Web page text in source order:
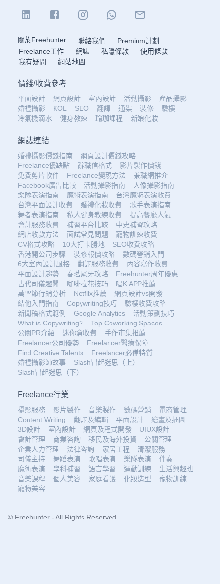
關於Freehunter 聯絡我們
Premium計劃
Freelance工作
網誌 私隱條款
使用條款
我有疑問
網站地圖
價錢/收費參考
平面設計 網頁設計 室內設計 活動攝影
產品攝影
婚禮攝影
KOL SEO 翻譯 通渠 裝修
驗樓
冷氣機滴水
健身教練 瑜珈課程 新娘化妝
網誌連結
婚禮攝影價錢指南
網頁設計價錢攻略
Freelance優缺點
辭職信格式
影片製作價錢
免費剪片軟件
Freelance變現方法
兼職網推介
Facebook廣告比較
活動攝影指南
人像攝影指南
樂隊表演指南
魔術表演指南
台灣魔術表演收費
台灣平面設計收費
婚禮化妝收費
歌手表演指南
舞者表演指南
私人健身教練收費
提高餐廳人氣
會計服務收費
補習平台比較
中史補習攻略
網店收款方法
面試常見問題
寵物訓練收費
CV格式攻略
10大打卡勝地
SEO收費攻略
香港開公司步驟
裝修報價攻略
數碼營銷入門
6大室內設計風格
翻譯服務收費
內容寫作收費
平面設計趨勢
春茗尾牙攻略
Freehunter周年優惠
古代司儀趣聞
咖啡拉花技巧
唱K APP推薦
萬聖節行銷分析
Netflix推薦
網頁設計vs開發
結他入門指南
Copywriting技巧
驗樓收費攻略
新聞稿格式範例
Google Analytics
活動策劃技巧
What is Copywriting?
Top Coworking Spaces
公關PR介紹
迷你倉收費
手作市集推薦
Freelancer公司優勢
Freelancer醫療保障
Find Creative Talents
Freelancer必備特質
婚禮攝影師故事
Slash冒起迷思（上）
Slash冒起迷思（下）
Freelance行業
攝影服務 影片製作 音樂製作 數碼營銷
電商管理
Content Writing
翻譯及編輯 平面設計
繪畫及插圖
3D設計
室內設計 網頁及程式開發
UIUX設計
會計管理
商業咨詢 移民及海外投資
公關管理
企業人力管理
法律咨詢 家居工程
清潔服務
司儀主持
舞蹈表演 歌唱表演 樂隊表演
伴奏
魔術表演
學科補習 語言學習 運動訓練
生活興趣班
音樂課程
個人美容 家庭看護 化妝造型
寵物訓練
寵物美容
© Freehunter - All Rights Reserved